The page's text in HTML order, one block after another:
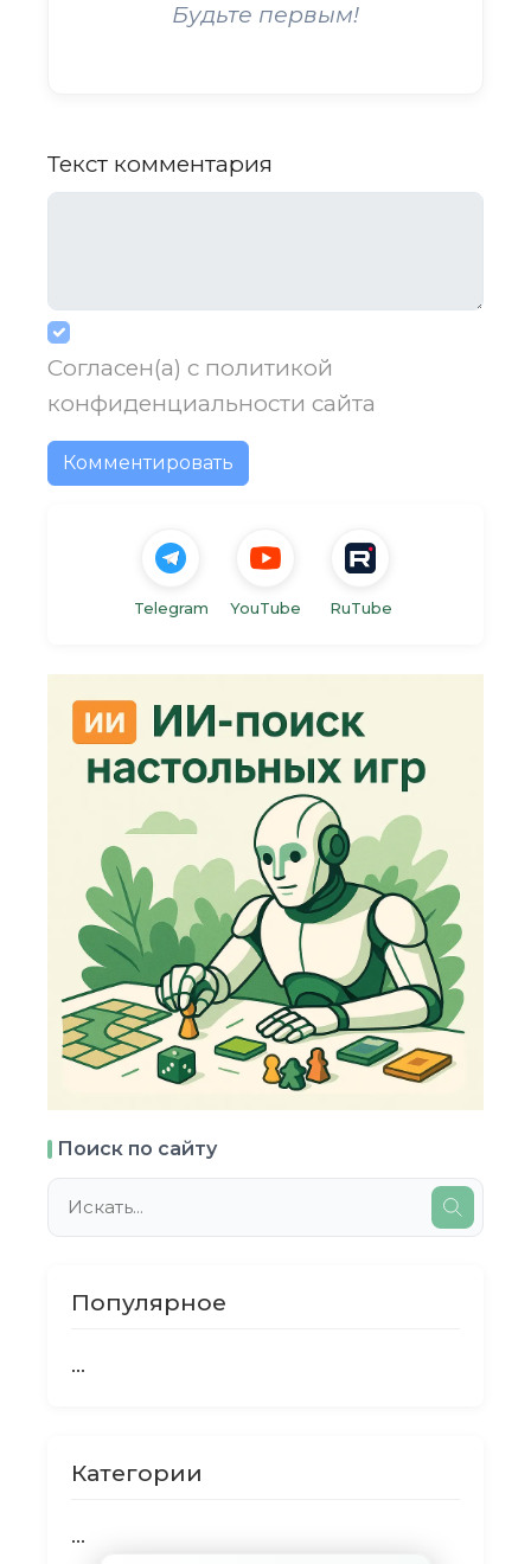
Будьте первым!
Текст комментария
Согласен(а) с политикой
конфиденциальности сайта
Комментировать
Telegram YouTube RuTube
Поиск по сайту
Популярное
...
Категории
...